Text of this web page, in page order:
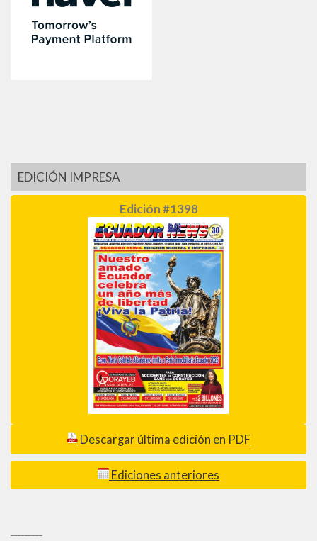
EDICIÓN IMPRESA
Edición #1398
Descargar última edición en PDF
Ediciones anteriores